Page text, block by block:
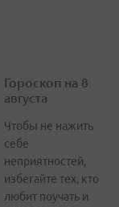
Гороскоп на 8
августа
Чтобы не нажить
себе
неприятностей,
избегайте тех, кто
любит поучать и